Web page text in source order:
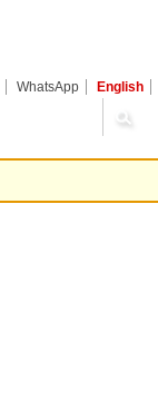
WhatsApp English